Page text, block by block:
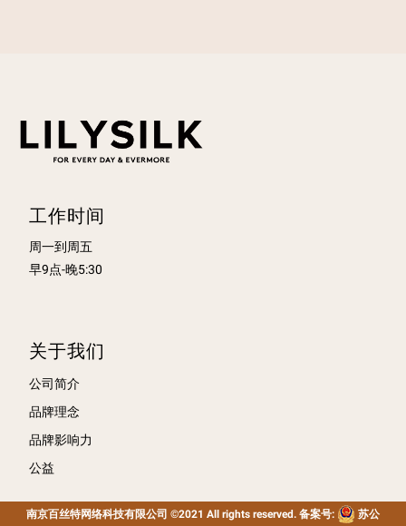
工作时间
周一到周五
早9点-晚5:30
关于我们
公司简介
品牌理念
品牌影响力
公益
南京百丝特网络科技有限公司 ©2021 All rights reserved. 备案号: 苏公